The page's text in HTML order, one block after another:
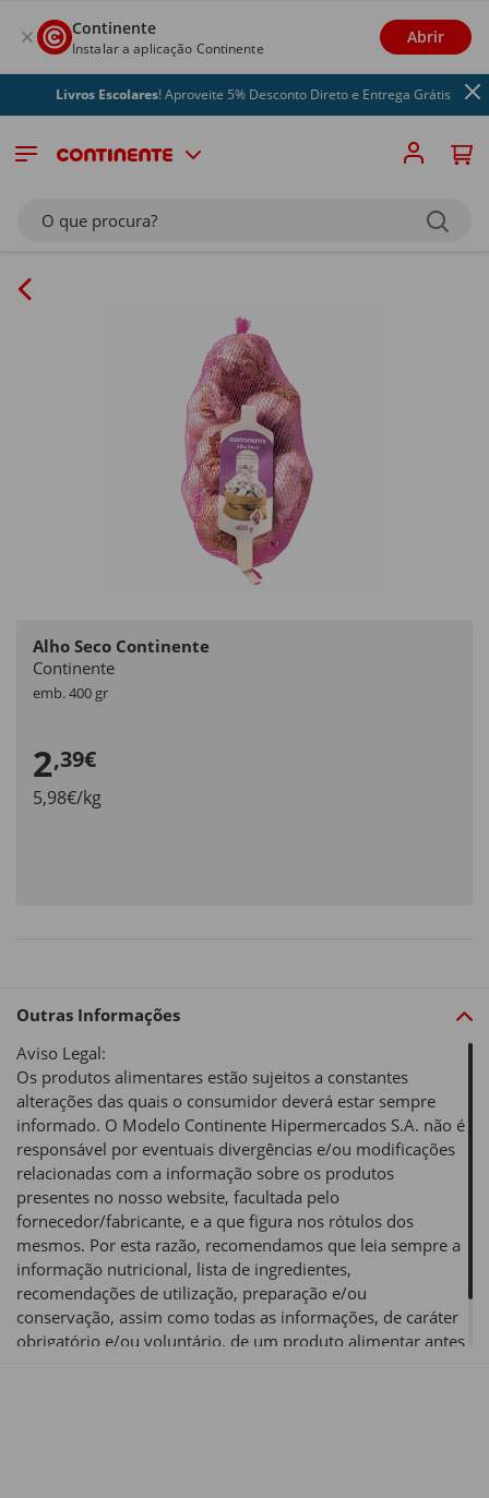
Continente
Instalar a aplicação Continente
Abrir
Livros Escolares! Aproveite 5% Desconto Direto e Entrega Grátis
O que procura?
Alho Seco Continente
Continente
emb. 400 gr
2,39€
5,98€/kg
Outras Informações
Aviso Legal:
Os produtos alimentares estão sujeitos a constantes
alterações das quais o consumidor deverá estar sempre
informado. O Modelo Continente Hipermercados S.A. não é
responsável por eventuais divergências e/ou modificações
relacionadas com a informação sobre os produtos
presentes no nosso website, facultada pelo
fornecedor/fabricante, e a que figura nos rótulos dos
mesmos. Por esta razão, recomendamos que leia sempre a
informação nutricional, lista de ingredientes,
recomendações de utilização, preparação e/ou
conservação, assim como todas as informações, de caráter
obrigatório e/ou voluntário, de um produto alimentar antes